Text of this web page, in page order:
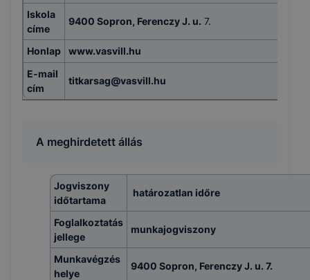
Iskola
címe
9400 Sopron, Ferenczy J. u. 7.
Honlap
www.vasvill.hu
E-mail
cím
titkarsag@vasvill.hu
A meghirdetett állás
Jogviszony
időtartama
határozatlan időre
Foglalkoztatás
jellege
munkajogviszony
Munkavégzés
helye
9400 Sopron, Ferenczy J. u. 7.